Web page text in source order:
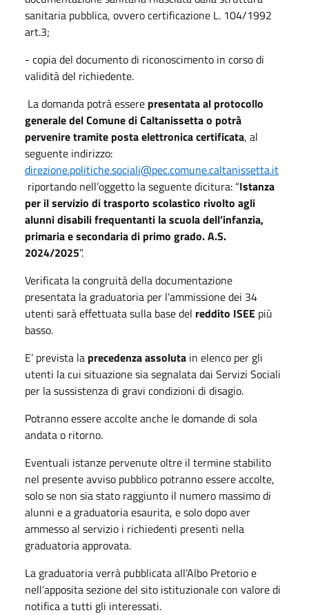
sanitaria pubblica, ovvero certificazione L. 104/1992
art.3;
- copia del documento di riconoscimento in corso di
validità del richiedente.
La domanda potrà essere presentata al protocollo
generale del Comune di Caltanissetta o potrà
pervenire tramite posta elettronica certificata, al
seguente indirizzo:
direzione.politiche.sociali@pec.comune.caltanissetta.it
riportando nell’oggetto la seguente dicitura: “Istanza
per il servizio di trasporto scolastico rivolto agli
alunni disabili frequentanti la scuola dell’infanzia,
primaria e secondaria di primo grado. A.S.
2024/2025”.
Verificata la congruità della documentazione
presentata la graduatoria per l’ammissione dei 34
utenti sarà effettuata sulla base del reddito ISEE più
basso.
E’ prevista la precedenza assoluta in elenco per gli
utenti la cui situazione sia segnalata dai Servizi Sociali
per la sussistenza di gravi condizioni di disagio.
Potranno essere accolte anche le domande di sola
andata o ritorno.
Eventuali istanze pervenute oltre il termine stabilito
nel presente avviso pubblico potranno essere accolte,
solo se non sia stato raggiunto il numero massimo di
alunni e a graduatoria esaurita, e solo dopo aver
ammesso al servizio i richiedenti presenti nella
graduatoria approvata.
La graduatoria verrà pubblicata all’Albo Pretorio e
nell’apposita sezione del sito istituzionale con valore di
notifica a tutti gli interessati.